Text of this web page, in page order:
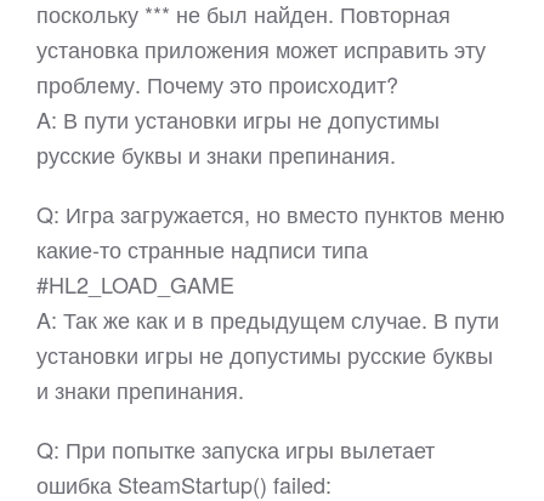
поскольку *** не был найден. Повторная
установка приложения может исправить эту
проблему. Почему это происходит?
A: В пути установки игры не допустимы
русские буквы и знаки препинания.
Q: Игра загружается, но вместо пунктов меню
какие-то странные надписи типа
#HL2_LOAD_GAME
A: Так же как и в предыдущем случае. В пути
установки игры не допустимы русские буквы
и знаки препинания.
Q: При попытке запуска игры вылетает
ошибка SteamStartup() failed: